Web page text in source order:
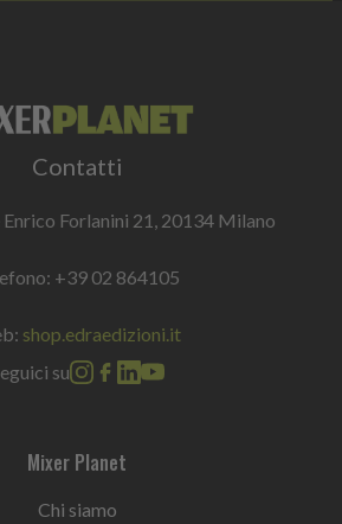
Contatti
Forlanini 21, 20134 Milano
+39 02 864105
shop.edraedizioni.it
su
Mixer Planet
Chi siamo